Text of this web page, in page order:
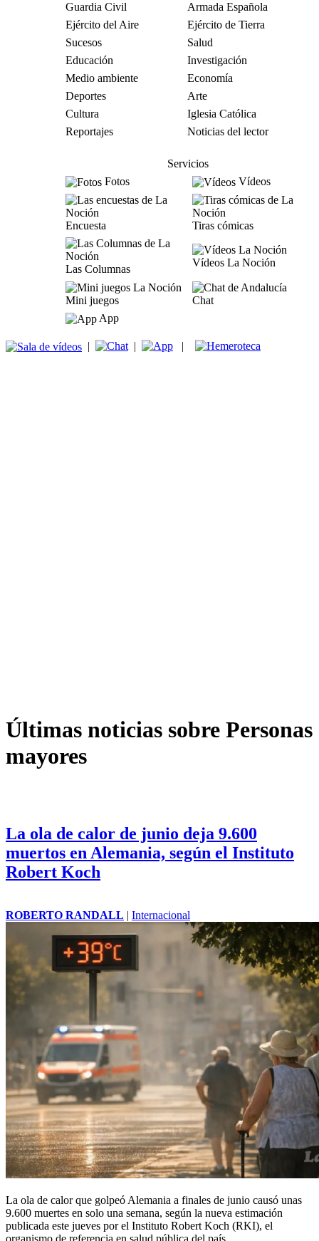
Guardia Civil
Armada Española
Ejército del Aire
Ejército de Tierra
Sucesos
Salud
Educación
Investigación
Medio ambiente
Economía
Deportes
Arte
Cultura
Iglesia Católica
Reportajes
Noticias del lector
Servicios
Fotos
Vídeos
Encuesta Tiras cómicas
Las Columnas
Vídeos La Noción
Mini juegos
Chat
App
| | |
Últimas noticias sobre Personas
mayores
La ola de calor de junio deja 9.600
muertos en Alemania, según el Instituto
Robert Koch
ROBERTO RANDALL | Internacional
La ola de calor que golpeó Alemania a finales de junio causó unas
9.600 muertes en solo una semana, según la nueva estimación
publicada este jueves por el Instituto Robert Koch (RKI), el
organismo de referencia en salud pública del país.